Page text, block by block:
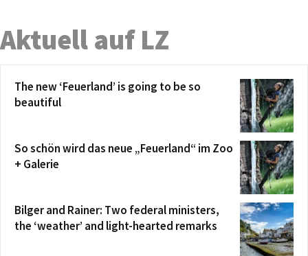
Aktuell auf LZ
The new ‘Feuerland’ is going to be so
beautiful
So schön wird das neue „Feuerland“ im Zoo
+ Galerie
Bilger and Rainer: Two federal ministers,
the ‘weather’ and light-hearted remarks